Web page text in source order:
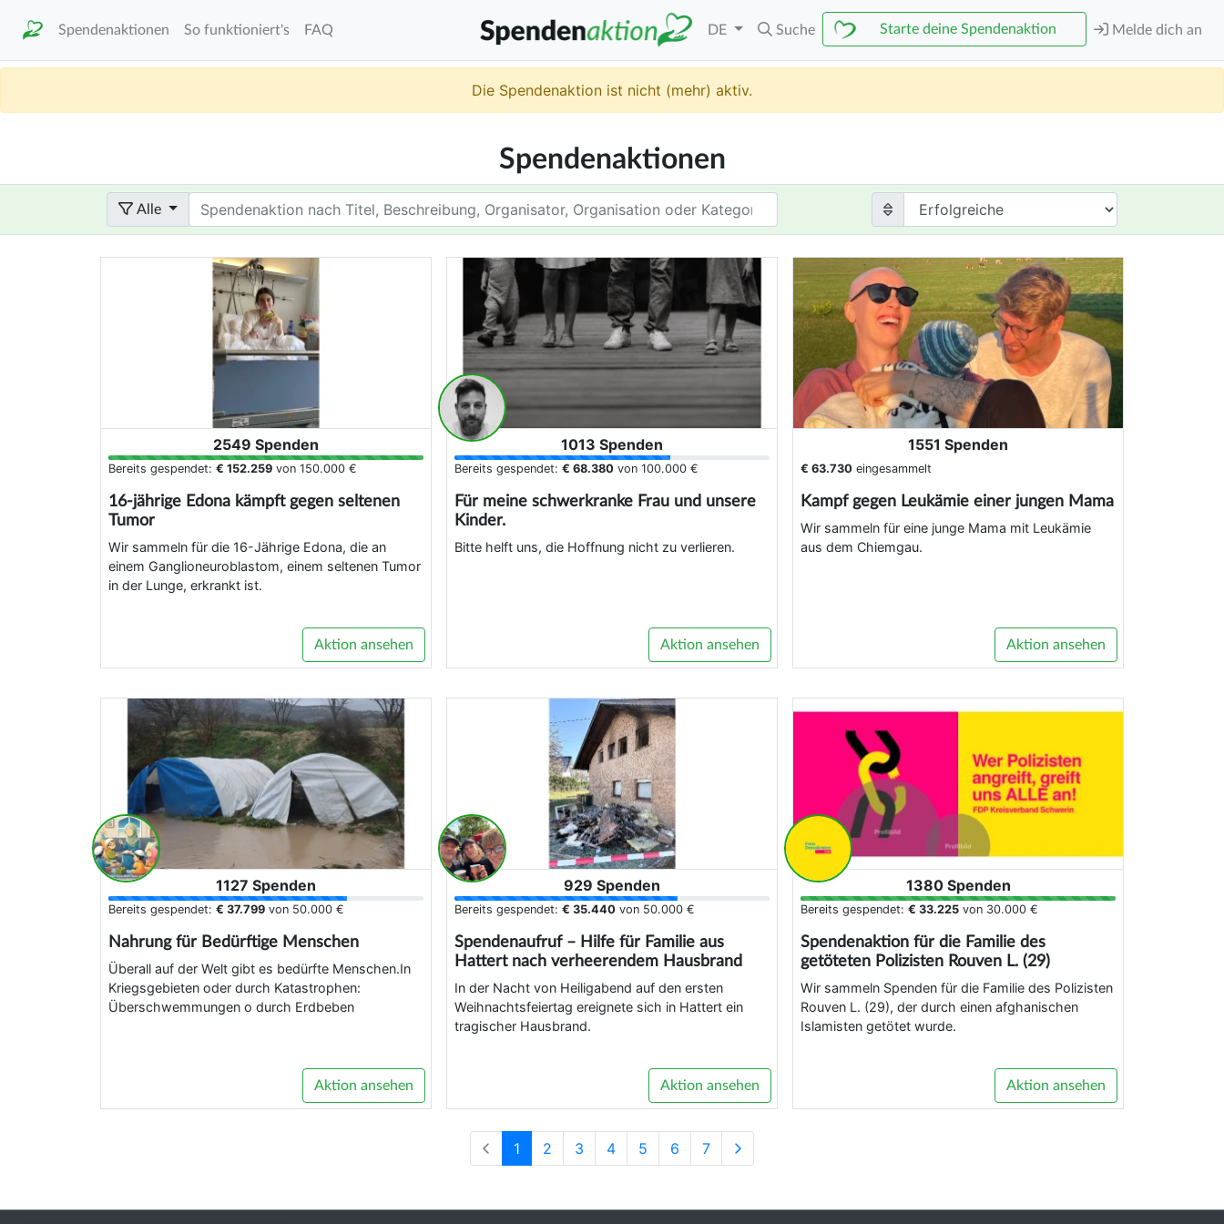
Spendenaktionen So funktioniert's FAQ DE Suche Starte deine Spendenaktion Melde dich an
Die Spendenaktion ist nicht (mehr) aktiv.
Spendenaktionen
Alle Term
2549 Spenden
Bereits gespendet: € 152.259 von 150.000 €
16-jährige Edona kämpft gegen seltenen
Tumor
Wir sammeln für die 16-Jährige Edona, die an
einem Ganglioneuroblastom, einem seltenen Tumor
in der Lunge, erkrankt ist.
Aktion ansehen
1013 Spenden
Bereits gespendet: € 68.380 von 100.000 €
Für meine schwerkranke Frau und unsere
Kinder.
Bitte helft uns, die Hoffnung nicht zu verlieren.
Aktion ansehen
1551 Spenden
€ 63.730 eingesammelt
Kampf gegen Leukämie einer jungen Mama
Wir sammeln für eine junge Mama mit Leukämie
aus dem Chiemgau.
Aktion ansehen
1127 Spenden
Bereits gespendet: € 37.799 von 50.000 €
Nahrung für Bedürftige Menschen
Überall auf der Welt gibt es bedürfte Menschen.In
Kriegsgebieten oder durch Katastrophen:
Überschwemmungen o durch Erdbeben
Aktion ansehen
929 Spenden
Bereits gespendet: € 35.440 von 50.000 €
Spendenaufruf – Hilfe für Familie aus
Hattert nach verheerendem Hausbrand
In der Nacht von Heiligabend auf den ersten
Weihnachtsfeiertag ereignete sich in Hattert ein
tragischer Hausbrand.
Aktion ansehen
1380 Spenden
Bereits gespendet: € 33.225 von 30.000 €
Spendenaktion für die Familie des
getöteten Polizisten Rouven L. (29)
Wir sammeln Spenden für die Familie des Polizisten
Rouven L. (29), der durch einen afghanischen
Islamisten getötet wurde.
Aktion ansehen
1 2 3 4 5 6 7